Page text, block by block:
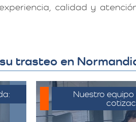
calidad y
trasteo en
Nuestro
Con la información
equipo de Más